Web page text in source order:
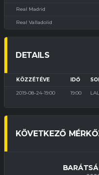
Real Madrid
Real Valladolid
DETAILS
KÖZZÉTÉVE IDŐ
2019-08-24-19:00 19:00
KÖVETKEZŐ